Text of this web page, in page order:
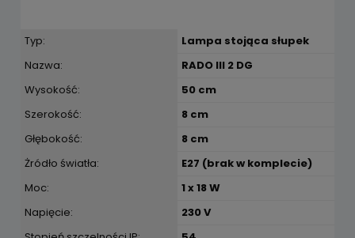
Typ:
Lampa stojąca słupek
Nazwa:
RADO III 2 DG
Wysokość:
50 cm
Szerokość:
8 cm
Głębokość:
8 cm
Żródło światła:
E27 (brak w komplecie)
Moc:
1 x 18 W
Napięcie:
230 V